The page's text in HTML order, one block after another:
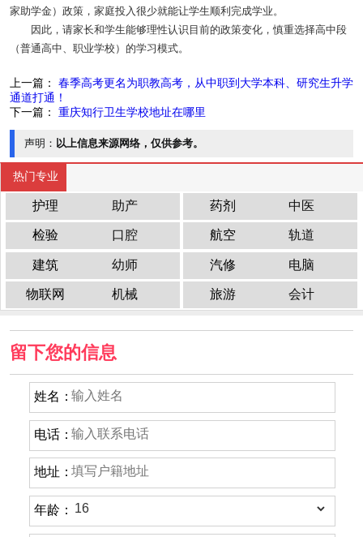
家助学金）政策，家庭投入很少就能让学生顺利完成学业。
因此，请家长和学生能够理性认识目前的政策变化，慎重选择高中段
（普通高中、职业学校）的学习模式。
上一篇： 春季高考更名为职教高考，从中职到大学本科、研究生升学
通道打通！
下一篇： 重庆知行卫生学校地址在哪里
声明： 以上信息来源网络，仅供参考。
热门专业
护理 助产 药剂 中医
检验 口腔 航空 轨道
建筑 幼师 汽修 电脑
物联网 机械 旅游 会计
留下您的信息
姓名：
电话：
地址：
年龄：